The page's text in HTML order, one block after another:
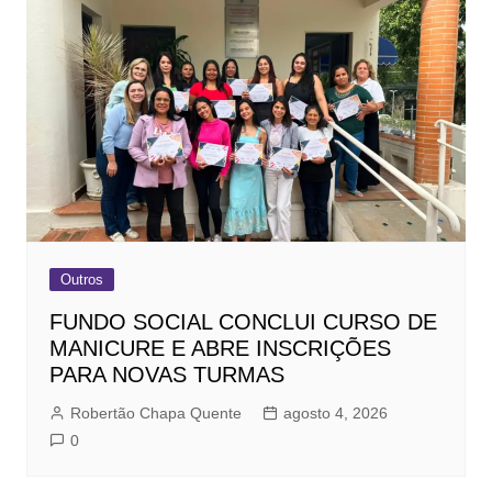
Outros
FUNDO SOCIAL CONCLUI CURSO DE
MANICURE E ABRE INSCRIÇÕES
PARA NOVAS TURMAS
Robertão Chapa Quente
agosto 4, 2026
0